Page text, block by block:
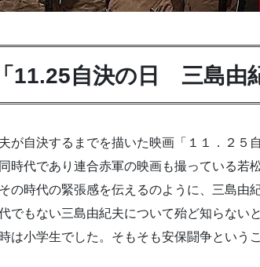
11.25自決の日 三島由
が自決するまでを描いた映画「１１．２
時代であり連合赤軍の映画も撮っている若
の時代の緊張感を伝えるのように、三島由
でもない三島由紀夫について殆ど知らない
は小学生でした。そもそも安保闘争という